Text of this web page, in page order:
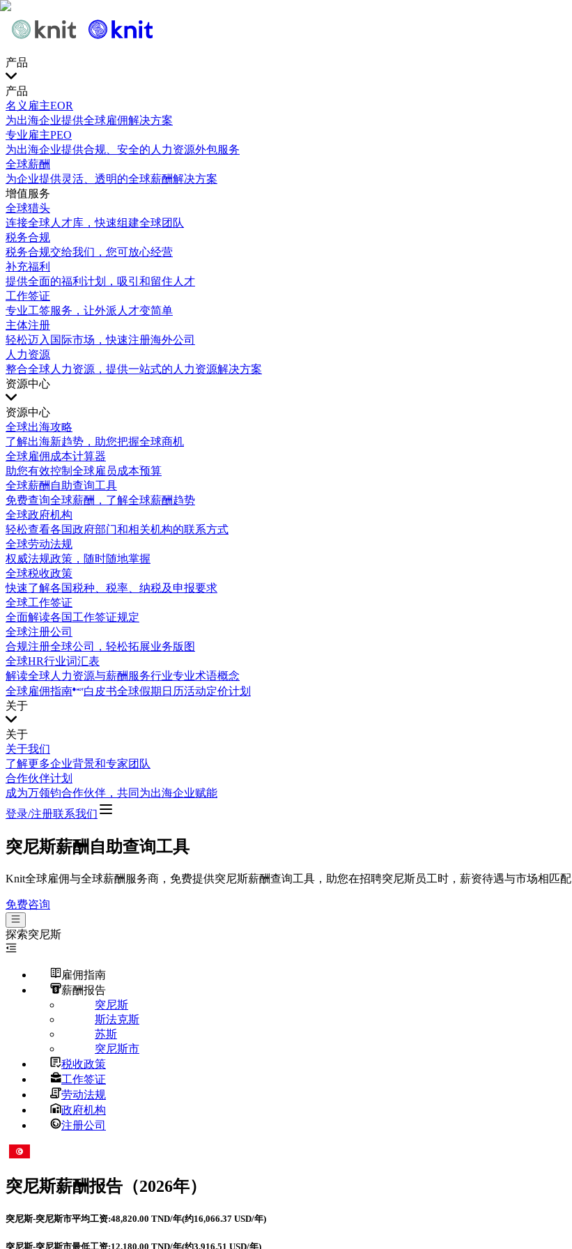
产品
产品
名义雇主EOR
为出海企业提供全球雇佣解决方案
专业雇主PEO
为出海企业提供合规、安全的人力资源外包服务
全球薪酬
为企业提供灵活、透明的全球薪酬解决方案
增值服务
全球猎头
连接全球人才库，快速组建全球团队
税务合规
税务合规交给我们，您可放心经营
补充福利
提供全面的福利计划，吸引和留住人才
工作签证
专业工签服务，让外派人才变简单
主体注册
轻松迈入国际市场，快速注册海外公司
人力资源
整合全球人力资源，提供一站式的人力资源解决方案
资源中心
资源中心
全球出海攻略
了解出海新趋势，助您把握全球商机
全球雇佣成本计算器
助您有效控制全球雇员成本预算
全球薪酬自助查询工具
免费查询全球薪酬，了解全球薪酬趋势
全球政府机构
轻松查看各国政府部门和相关机构的联系方式
全球劳动法规
权威法规政策，随时随地掌握
全球税收政策
快速了解各国税种、税率、纳税及申报要求
全球工作签证
全面解读各国工作签证规定
全球注册公司
合规注册全球公司，轻松拓展业务版图
全球HR行业词汇表
解读全球人力资源与薪酬服务行业专业术语概念
全球雇佣指南
白皮书全球假期日历活动定价计划
关于
关于
关于我们
了解更多企业背景和专家团队
合作伙伴计划
成为万领钧合作伙伴，共同为出海企业赋能
登录/注册联系我们
突尼斯薪酬自助查询工具
Knit全球雇佣与全球薪酬服务商，免费提供突尼斯薪酬查询工具，助您在招聘突尼斯员工时，薪资待遇与市场相匹配
免费咨询
探索突尼斯
雇佣指南
薪酬报告
突尼斯
斯法克斯
苏斯
突尼斯市
税收政策
工作签证
劳动法规
政府机构
注册公司
突尼斯薪酬报告（2026年）
突尼斯-突尼斯市平均工资:48,820.00 TND/年(约16,066.37 USD/年)
突尼斯-突尼斯市最低工资:12,180.00 TND/年(约3,916.51 USD/年)